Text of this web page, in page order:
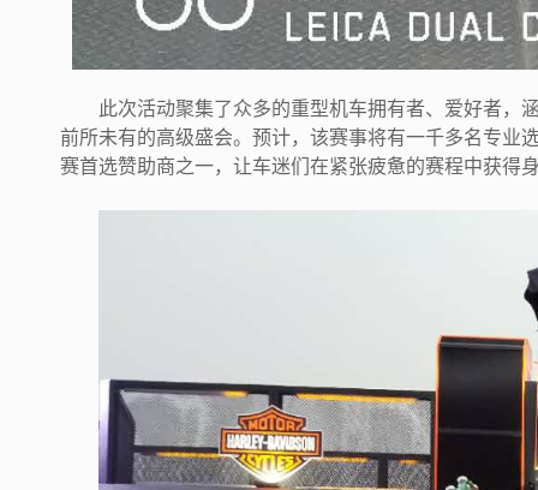
此次活动聚集了众多的重型机车拥有者、爱好者，
前所未有的高级盛会。预计，该赛事将有一千多名专业
赛首选赞助商之一，让车迷们在紧张疲惫的赛程中获得